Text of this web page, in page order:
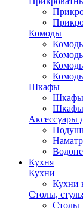
Комоды
Шкафы
Шкафы
Аксессуары
Кухня
Кухни
Кухни
Столы,
Столы